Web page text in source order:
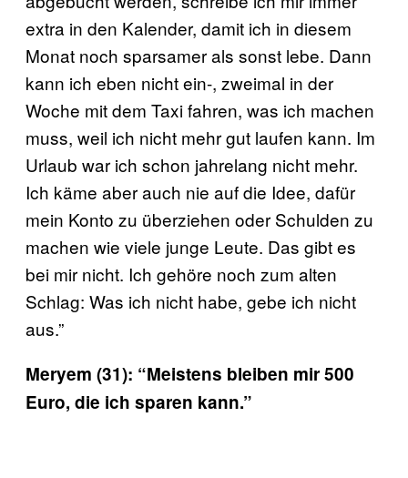
extra in den Kalender, damit ich in diesem
Monat noch sparsamer als sonst lebe. Dann
kann ich eben nicht ein-, zweimal in der
Woche mit dem Taxi fahren, was ich machen
muss, weil ich nicht mehr gut laufen kann. Im
Urlaub war ich schon jahrelang nicht mehr.
Ich käme aber auch nie auf die Idee, dafür
mein Konto zu überziehen oder Schulden zu
machen wie viele junge Leute. Das gibt es
bei mir nicht. Ich gehöre noch zum alten
Schlag: Was ich nicht habe, gebe ich nicht
aus.”
Meryem (31): “Meistens bleiben mir 500
Euro, die ich sparen kann.”